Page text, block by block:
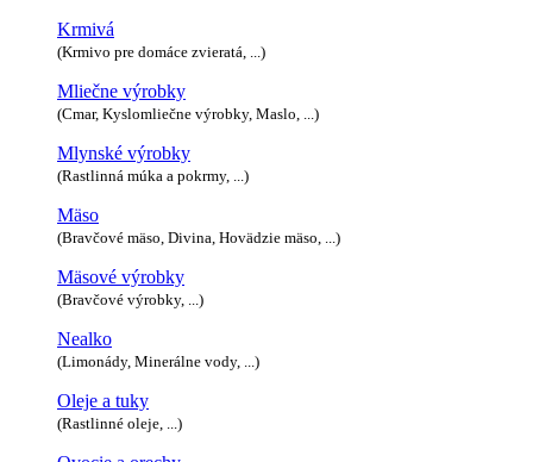
Krmivá
(Krmivo pre domáce zvieratá, ...)
Mliečne výrobky
(Cmar, Kyslomliečne výrobky, Maslo, ...)
Mlynské výrobky
(Rastlinná múka a pokrmy, ...)
Mäso
(Bravčové mäso, Divina, Hovädzie mäso, ...)
Mäsové výrobky
(Bravčové výrobky, ...)
Nealko
(Limonády, Minerálne vody, ...)
Oleje a tuky
(Rastlinné oleje, ...)